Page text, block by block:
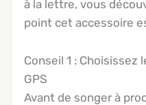
à la lettre, vous
point cet accessoire
Conseil 1 : Choisissez
GPS
Avant de songer à